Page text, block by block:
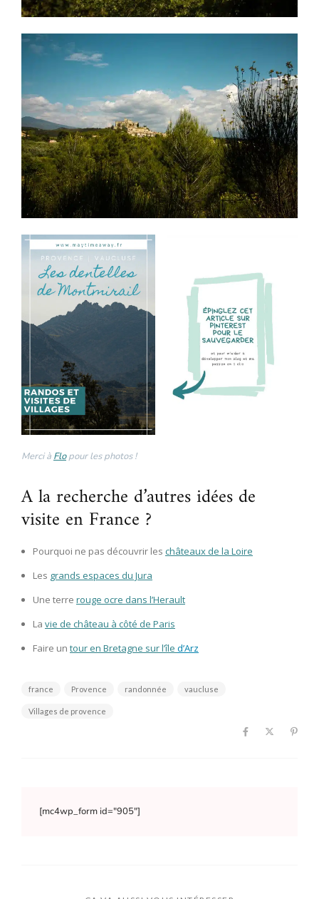
Merci à Flopour les photos !
A la recherche d’autres idées de
visite en France ?
Pourquoi ne pas découvrir les châteaux de la Loire
Les grands espaces du Jura
Une terre rouge ocre dans l’Herault
La vie de château à côté de Paris
Faire un tour en Bretagne sur l’île d’Arz
france Provence randonnée vaucluse
Villages de provence
[mc4wp_form id="905"]